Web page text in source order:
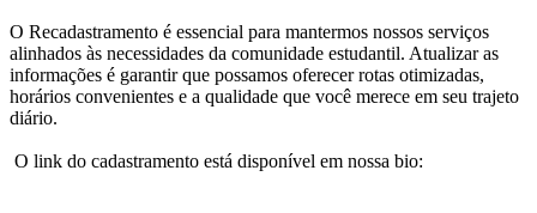
O Recadastramento é essencial para mantermos nossos serviços
alinhados às necessidades da comunidade estudantil. Atualizar as
informações é garantir que possamos oferecer rotas otimizadas,
horários convenientes e a qualidade que você merece em seu trajeto
diário.
O link do cadastramento está disponível em nossa bio: